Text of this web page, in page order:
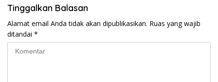
Tinggalkan Balasan
Alamat email Anda tidak akan dipublikasikan. Ruas yang wajib
ditandai *